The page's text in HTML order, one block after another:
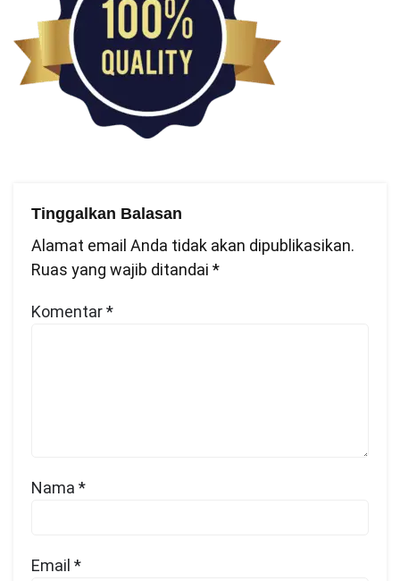
Tinggalkan Balasan
Alamat email Anda tidak akan dipublikasikan.
Ruas yang wajib ditandai *
Komentar*
Nama *
Email *